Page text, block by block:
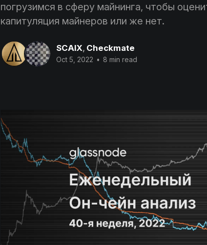
погрузимся в сферу майнинга, чтобы
капитуляция майнеров или же нет.
SCAIX, Checkmate
Oct 5, 2022 • 8 min read